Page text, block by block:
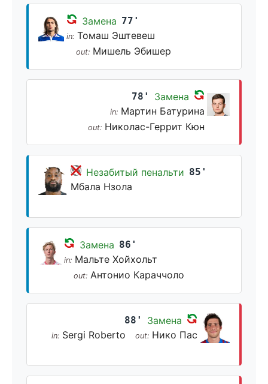
Замена 77'
in: Томаш Эштевеш
out: Мишель Эбишер
78' Замена
in: Мартин Батурина
out: Николас-Геррит Кюн
Незабитый пенальти 85'
Мбала Нзола
Замена 86'
in: Мальте Хойхольт
out: Антонио Караччоло
88' Замена
in: Sergi Roberto out: Нико Пас